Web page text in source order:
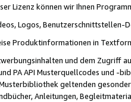
Lizenz können wir Ihnen
Logos, Benutzerschnittstellen-
Produktinformationen in
und dem Zugriff
PA API Musterquellcodes und
geltenden
Anleitungen,